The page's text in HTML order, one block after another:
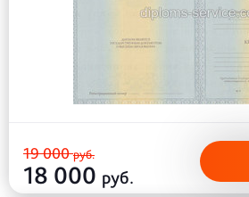
19 000руб.
18 000 руб.